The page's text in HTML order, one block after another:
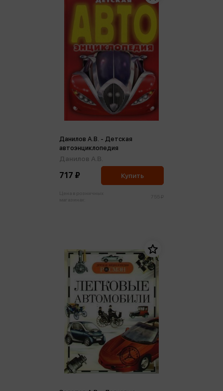
Данилов А.В. - Детская
автоэнциклопедия
Данилов А.В.
717 ₽ Купить